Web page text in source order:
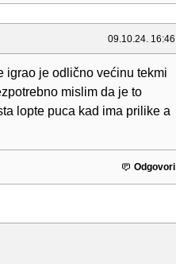
09.10.24. 16:46
igrao je odlično većinu tekmi
mislim da je to
lopte puca kad ima prilike a
Odgovori